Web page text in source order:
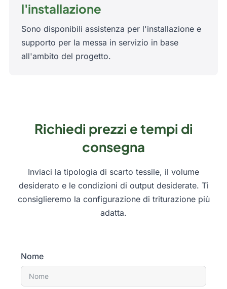
l'installazione
Sono disponibili assistenza per l'installazione e
supporto per la messa in servizio in base
all'ambito del progetto.
Richiedi prezzi e tempi di
consegna
Inviaci la tipologia di scarto tessile, il volume
desiderato e le condizioni di output desiderate. Ti
consiglieremo la configurazione di triturazione più
adatta.
Nome